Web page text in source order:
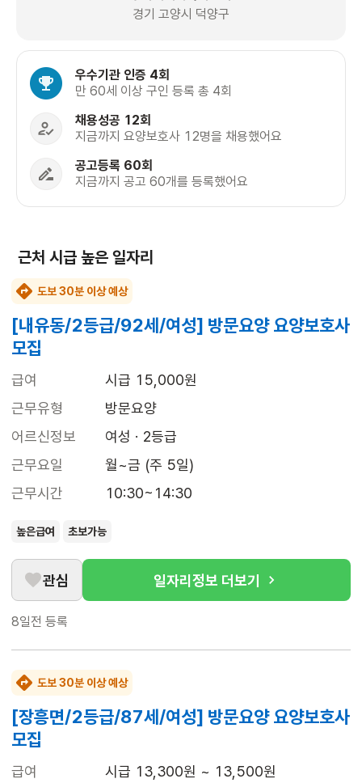
경기 고양시 덕양구
우수기관 인증 4회
만 60세 이상 구인 등록 총 4회
채용성공 12회
지금까지 요양보호사 12명을 채용했어요
공고등록 60회
지금까지 공고 60개를 등록했어요
근처 시급 높은 일자리
도보 30분 이상 예상
[내유동/2등급/92세/여성] 방문요양 요양보호사
모집
급여
시급 15,000원
근무유형
방문요양
어르신정보
여성 · 2등급
근무요일
월~금 (주 5일)
근무시간
10:30~14:30
높은급여 초보가능
관심 일자리정보 더보기
8일전 등록
도보 30분 이상 예상
[장흥면/2등급/87세/여성] 방문요양 요양보호사
모집
급여
시급 13,300원 ~ 13,500원